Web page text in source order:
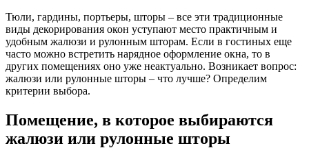
Тюли, гардины, портьеры, шторы – все эти традиционные
виды декорирования окон уступают место практичным и
удобным жалюзи и рулонным шторам. Если в гостиных еще
часто можно встретить нарядное оформление окна, то в
других помещениях оно уже неактуально. Возникает вопрос:
жалюзи или рулонные шторы – что лучше? Определим
критерии выбора.
Помещение, в которое выбираются
жалюзи или рулонные шторы